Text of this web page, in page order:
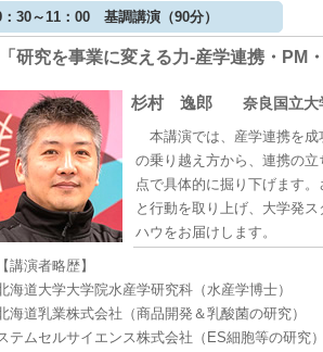
：30～11：00 基調講演（90分）
「研究を事業に変える力-産学連携・PM
杉村 逸郎 奈良国立大
本講演では、産学連携を成
の乗り越え方から、連携の
点で具体的に掘り下げます
と行動を取り上げ、大学発
ハウをお届けします。
講演者略歴】
海道大学大学院水産学研究科（水産学博士）
海道乳業株式会社（商品開発＆乳酸菌の研究）
テムセルサイエンス株式会社（ES細胞等の研究）